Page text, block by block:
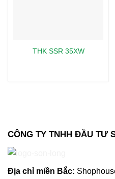
THK SSR 35XW
CÔNG TY TNHH ĐẦU TƯ
Địa chỉ miền Bắc: